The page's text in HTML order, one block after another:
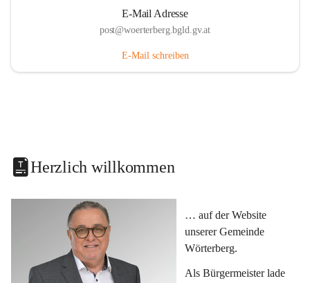
E-Mail Adresse
post@woerterberg.bgld.gv.at
E-Mail schreiben
Herzlich willkommen
… auf der Website
unserer Gemeinde
Wörterberg.
Als Bürgermeister lade